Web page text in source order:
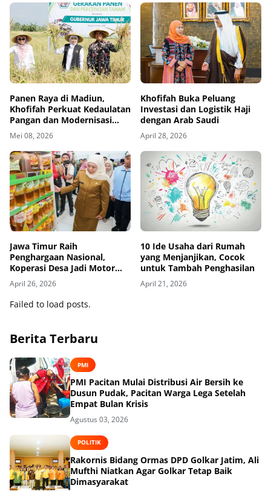
Panen Raya di Madiun,
Khofifah Perkuat Kedaulatan
Pangan dan Modernisasi
Pertanian
Mei 08, 2026
Khofifah Buka Peluang
Investasi dan Logistik Haji
dengan Arab Saudi
April 28, 2026
Jawa Timur Raih
Penghargaan Nasional,
Koperasi Desa Jadi Motor
Ekonomi Baru
April 26, 2026
10 Ide Usaha dari Rumah
yang Menjanjikan, Cocok
untuk Tambah Penghasilan
April 21, 2026
Failed to load posts.
Berita Terbaru
PMI
PMI Pacitan Mulai Distribusi Air Bersih ke
Dusun Pudak, Pacitan Warga Lega Setelah
Empat Bulan Krisis
Agustus 03, 2026
POLITIK
Rakornis Bidang Ormas DPD Golkar Jatim, Ali
Mufthi Niatkan Agar Golkar Tetap Baik
Dimasyarakat